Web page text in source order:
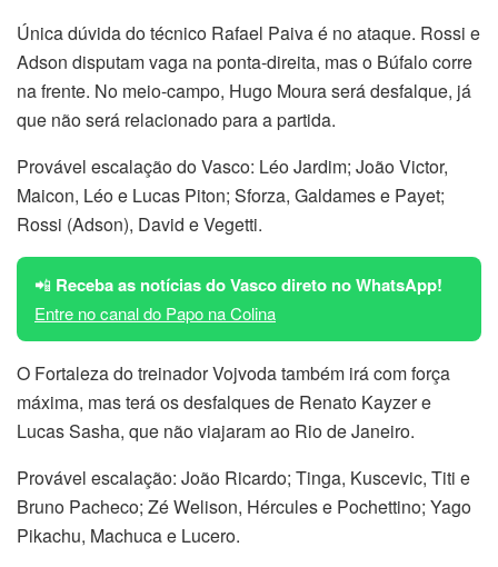
Única dúvida do técnico Rafael Paiva é no ataque. Rossi e
Adson disputam vaga na ponta-direita, mas o Búfalo corre
na frente. No meio-campo, Hugo Moura será desfalque, já
que não será relacionado para a partida.
Provável escalação do Vasco: Léo Jardim; João Victor,
Maicon, Léo e Lucas Piton; Sforza, Galdames e Payet;
Rossi (Adson), David e Vegetti.
📲 Receba as notícias do Vasco direto no WhatsApp!
Entre no canal do Papo na Colina
O Fortaleza do treinador Vojvoda também irá com força
máxima, mas terá os desfalques de Renato Kayzer e
Lucas Sasha, que não viajaram ao Rio de Janeiro.
Provável escalação: João Ricardo; Tinga, Kuscevic, Titi e
Bruno Pacheco; Zé Welison, Hércules e Pochettino; Yago
Pikachu, Machuca e Lucero.